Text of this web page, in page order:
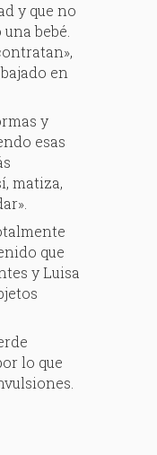
y que no
bebé.
en
y
esas
matiza,
que
y Luisa
lo que